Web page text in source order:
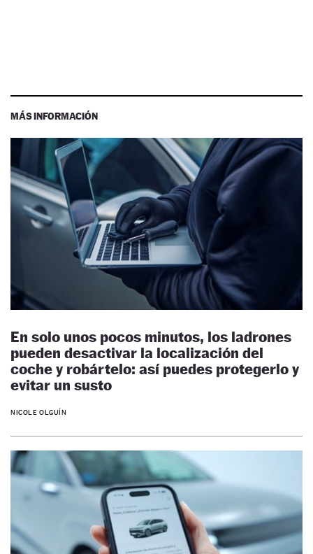
MÁS INFORMACIÓN
En solo unos pocos minutos, los ladrones
pueden desactivar la localización del
coche y robártelo: así puedes protegerlo y
evitar un susto
NICOLE OLGUÍN